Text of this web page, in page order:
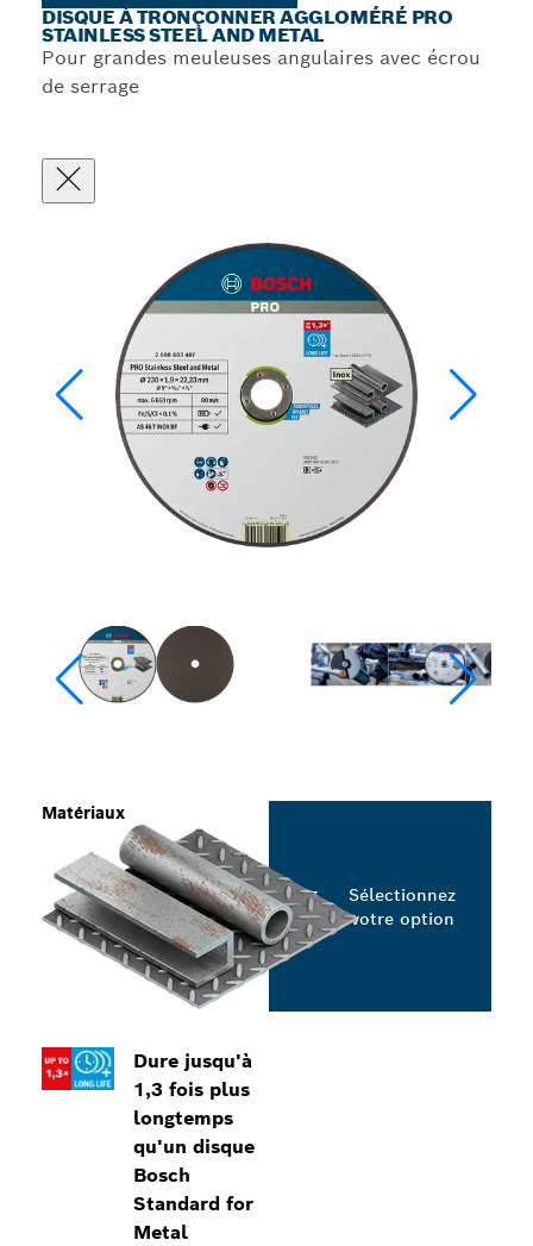
DISQUE À TRONÇONNER AGGLOMÉRÉ PRO
STAINLESS STEEL AND METAL
Pour grandes meuleuses angulaires avec écrou
de serrage
Dure jusqu'à
1,3 fois plus
longtemps
qu'un disque
Bosch
Standard for
Metal
Matériaux
Sélectionnez
votre option